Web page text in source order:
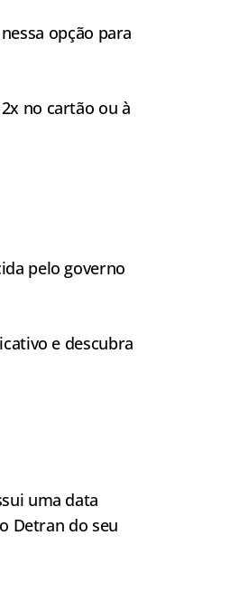
opção para
no cartão ou à
pelo governo
e descubra
uma data
Detran do seu